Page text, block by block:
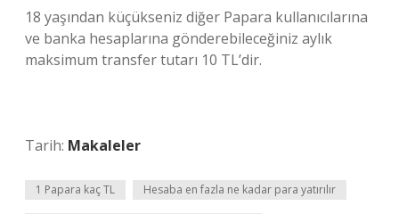
18 yaşından küçükseniz diğer Papara kullanıcılarına
ve banka hesaplarına gönderebileceğiniz aylık
maksimum transfer tutarı 10 TL’dir.
Tarih: Makaleler
1 Papara kaç TL Hesaba en fazla ne kadar para yatırılır